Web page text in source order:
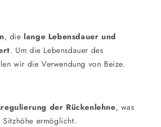
, die lange Lebensdauer und
. Um die Lebensdauer des
wir die Verwendung von Beize.
der Rückenlehne, was
ermöglicht.